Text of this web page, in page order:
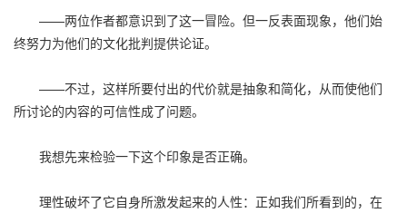
——两位作者都意识到了这一冒险。但一反表面现象，他们始
终努力为他们的文化批判提供论证。
——不过，这样所要付出的代价就是抽象和简化，从而使他们
所讨论的内容的可信性成了问题。
我想先来检验一下这个印象是否正确。
理性破坏了它自身所激发起来的人性：正如我们所看到的，在